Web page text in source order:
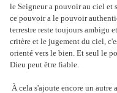
le Seigneur a pouvoir au ciel et
ce pouvoir a le pouvoir
terrestre reste toujours ambigu
critère et le jugement du ciel,
orienté vers le bien. Et seul le
Dieu peut être fiable.
À cela s'ajoute encore un autre